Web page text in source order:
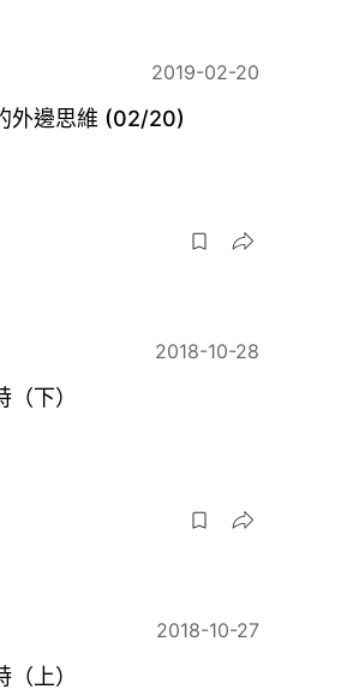
2019-02-20
外邊思維 (02/20)
2018-10-28
下）
2018-10-27
上）